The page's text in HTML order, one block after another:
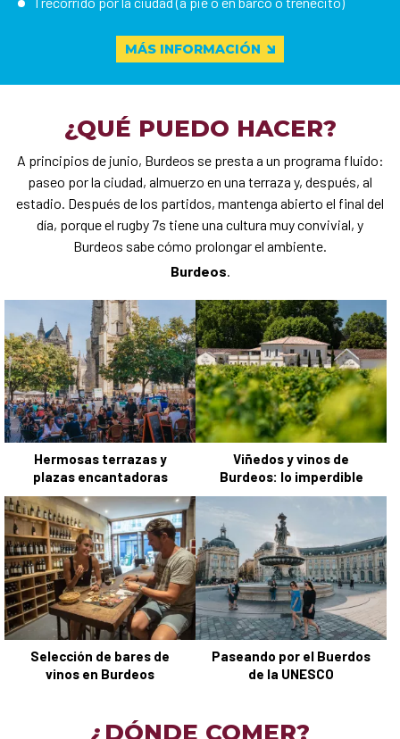
MÁS INFORMACIÓN
¿QUÉ PUEDO HACER?
A principios de junio, Burdeos se presta a un programa fluido:
paseo por la ciudad, almuerzo en una terraza y, después, al
estadio. Después de los partidos, mantenga abierto el final del
día, porque el rugby 7s tiene una cultura muy convivial, y
Burdeos sabe cómo prolongar el ambiente.
Burdeos
Hermosas terrazas y
plazas encantadoras
Viñedos y vinos de
Burdeos: lo imperdible
Selección de bares de
vinos en Burdeos
Paseando por el Buerdos
de la UNESCO
¿DÓNDE COMER?